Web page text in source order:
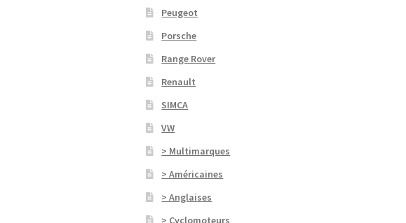
Peugeot
Porsche
Range Rover
Renault
SIMCA
VW
> Multimarques
> Américaines
> Anglaises
> Cyclomoteurs